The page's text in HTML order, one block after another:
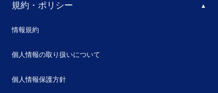
規約・ポリシー
情報規約
個人情報の取り扱いについて
個人情報保護方針